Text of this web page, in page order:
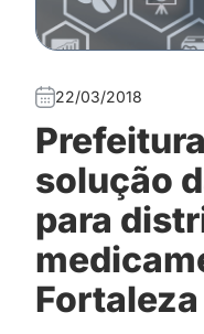
22/03/2018
solução
para
Fortaleza